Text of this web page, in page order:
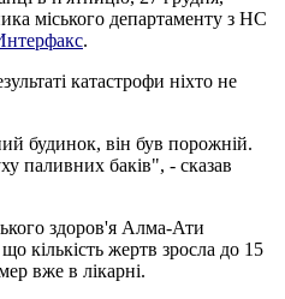
міського департаменту з НС
.
катастрофи ніхто не
будинок, він був порожній.
паливних баків", - сказав
здоров'я Алма-Ати
кількість жертв зросла до 15
вже в лікарні.